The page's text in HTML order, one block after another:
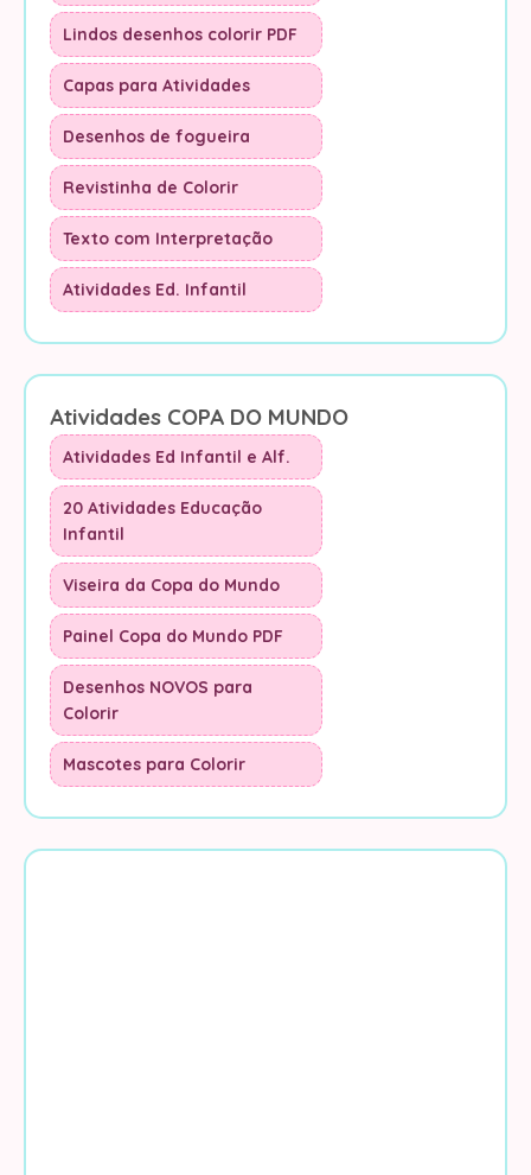
Lindos desenhos colorir PDF
Capas para Atividades
Desenhos de fogueira
Revistinha de Colorir
Texto com Interpretação
Atividades Ed. Infantil
Atividades COPA DO MUNDO
Atividades Ed Infantil e Alf.
20 Atividades Educação
Infantil
Viseira da Copa do Mundo
Painel Copa do Mundo PDF
Desenhos NOVOS para
Colorir
Mascotes para Colorir